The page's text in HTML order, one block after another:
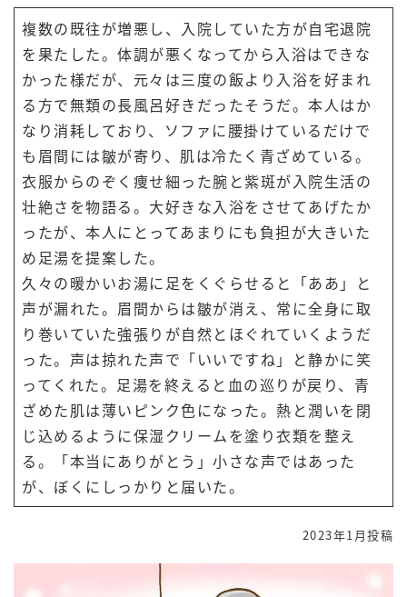
複数の既往が増悪し、入院していた方が自宅退院
を果たした。体調が悪くなってから入浴はできな
かった様だが、元々は三度の飯より入浴を好まれ
る方で無類の長風呂好きだったそうだ。本人はか
なり消耗しており、ソファに腰掛けているだけで
も眉間には皺が寄り、肌は冷たく青ざめている。
衣服からのぞく痩せ細った腕と紫斑が入院生活の
壮絶さを物語る。大好きな入浴をさせてあげたか
ったが、本人にとってあまりにも負担が大きいた
め足湯を提案した。
久々の暖かいお湯に足をくぐらせると「ああ」と
声が漏れた。眉間からは皺が消え、常に全身に取
り巻いていた強張りが自然とほぐれていくようだ
った。声は掠れた声で「いいですね」と静かに笑
ってくれた。足湯を終えると血の巡りが戻り、青
ざめた肌は薄いピンク色になった。熱と潤いを閉
じ込めるように保湿クリームを塗り衣類を整え
る。「本当にありがとう」小さな声ではあった
が、ぼくにしっかりと届いた。
2023年1月投稿